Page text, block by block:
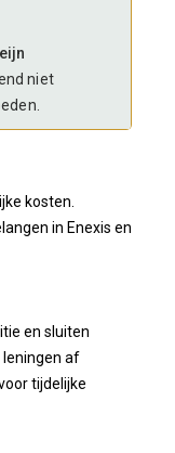
niet
kosten.
in Enexis en
en sluiten
leningen af
tijdelijke